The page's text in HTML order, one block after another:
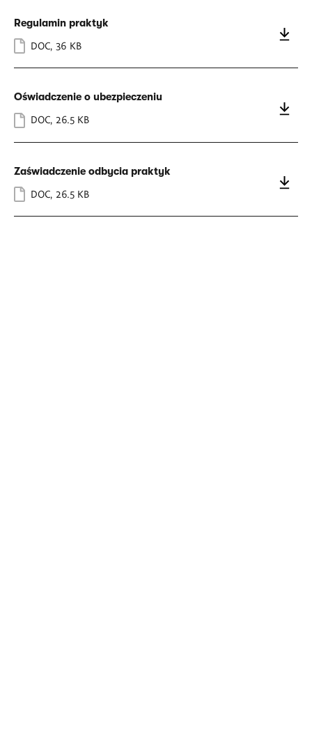
Regulamin praktyk
DOC, 36 KB
Oświadczenie o ubezpieczeniu
DOC, 26.5 KB
Zaświadczenie odbycia praktyk
DOC 26.5 KB